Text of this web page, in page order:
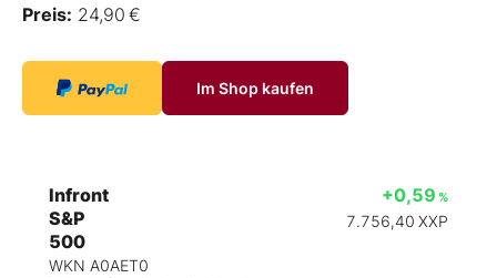
Preis: 24,90 €
Im Shop kaufen
Infront
S&P
500
WKN A0AET0
+0,59 %
7.756,40 XXP